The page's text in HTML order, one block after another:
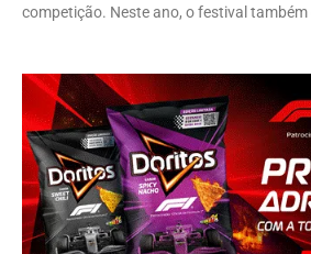
competição. Neste ano, o festival também